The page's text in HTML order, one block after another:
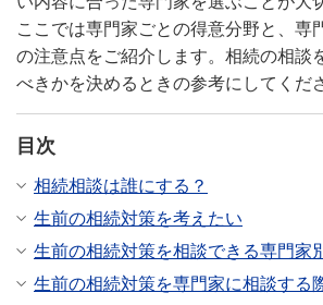
ここでは専門家ごとの得意分野と、専
の注意点をご紹介します。相続の相談
べきかを決めるときの参考にしてくだ
目次
相続相談は誰にする？
生前の相続対策を考えたい
生前の相続対策を相談できる専門家
生前の相続対策を専門家に相談する